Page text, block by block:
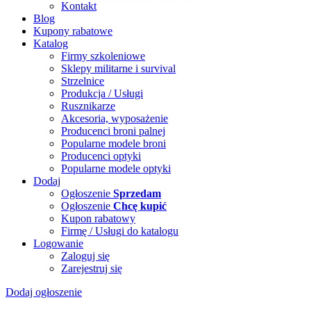
Kontakt
Blog
Kupony rabatowe
Katalog
Firmy szkoleniowe
Sklepy militarne i survival
Strzelnice
Produkcja / Usługi
Rusznikarze
Akcesoria, wyposażenie
Producenci broni palnej
Popularne modele broni
Producenci optyki
Popularne modele optyki
Dodaj
Ogłoszenie Sprzedam
Ogłoszenie Chcę kupić
Kupon rabatowy
Firmę / Usługi do katalogu
Logowanie
Zaloguj się
Zarejestruj się
Dodaj ogłoszenie